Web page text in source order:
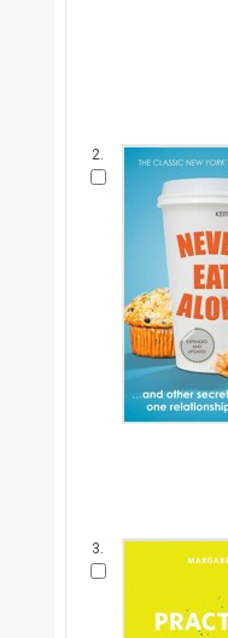
2.
3.